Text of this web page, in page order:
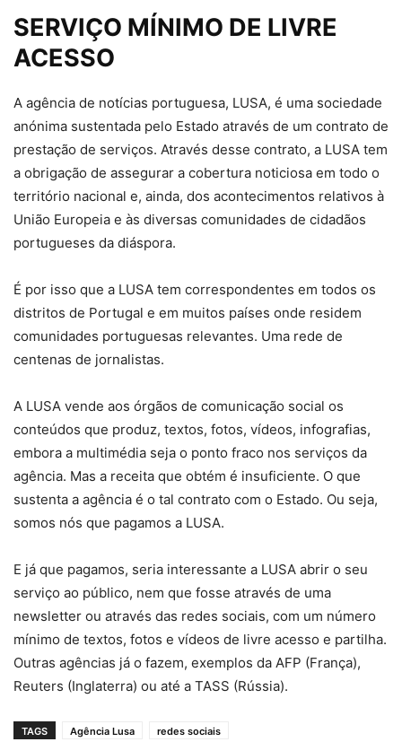
SERVIÇO MÍNIMO DE LIVRE
ACESSO
A agência de notícias portuguesa, LUSA, é uma sociedade
anónima sustentada pelo Estado através de um contrato de
prestação de serviços. Através desse contrato, a LUSA tem
a obrigação de assegurar a cobertura noticiosa em todo o
território nacional e, ainda, dos acontecimentos relativos à
União Europeia e às diversas comunidades de cidadãos
portugueses da diáspora.
É por isso que a LUSA tem correspondentes em todos os
distritos de Portugal e em muitos países onde residem
comunidades portuguesas relevantes. Uma rede de
centenas de jornalistas.
A LUSA vende aos órgãos de comunicação social os
conteúdos que produz, textos, fotos, vídeos, infografias,
embora a multimédia seja o ponto fraco nos serviços da
agência. Mas a receita que obtém é insuficiente. O que
sustenta a agência é o tal contrato com o Estado. Ou seja,
somos nós que pagamos a LUSA.
E já que pagamos, seria interessante a LUSA abrir o seu
serviço ao público, nem que fosse através de uma
newsletter ou através das redes sociais, com um número
mínimo de textos, fotos e vídeos de livre acesso e partilha.
Outras agências já o fazem, exemplos da AFP (França),
Reuters (Inglaterra) ou até a TASS (Rússia).
TAGS Agência Lusa redes sociais